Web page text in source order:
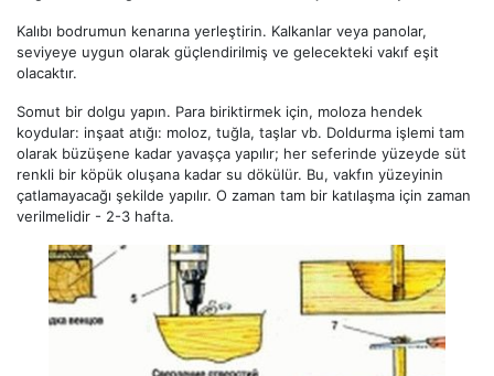
Kalıbı bodrumun kenarına yerleştirin. Kalkanlar veya panolar,
seviyeye uygun olarak güçlendirilmiş ve gelecekteki vakıf eşit
olacaktır.
Somut bir dolgu yapın. Para biriktirmek için, moloza hendek
koydular: inşaat atığı: moloz, tuğla, taşlar vb. Doldurma işlemi tam
olarak büzüşene kadar yavaşça yapılır; her seferinde yüzeyde süt
renkli bir köpük oluşana kadar su dökülür. Bu, vakfın yüzeyinin
çatlamayacağı şekilde yapılır. O zaman tam bir katılaşma için zaman
verilmelidir - 2-3 hafta.